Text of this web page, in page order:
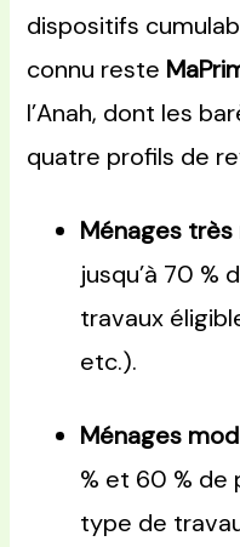
dispositifs
connu reste
l’Anah, dont les
quatre profils de
Ménages
jusqu’à 70 %
travaux
etc.).
Ménages
% et 60 % de
type de